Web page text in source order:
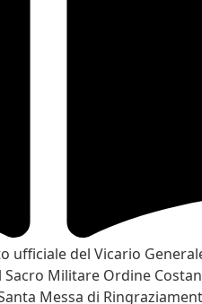
ufficiale del Vicario
Sacro Militare Ordine
Messa di